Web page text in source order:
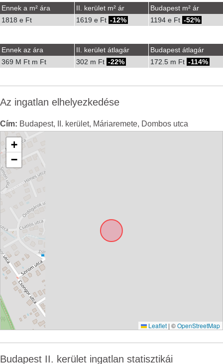
Ennek a m² ára II. kerület m² ár
Budapest m² ár
1818 e Ft
1619 e Ft -12% 1194 e Ft -52%
Ennek az ára II. kerület átlagár
Budapest átlagár
369 M Ft m Ft
302 m Ft -22% 172.5 m Ft -114%
Az ingatlan elhelyezkedése
Cím: Budapest, II. kerület, Máriaremete, Dombos utca
+
−
Leaflet | ©OpenStreetMap
Budapest II. kerület ingatlan statisztikái